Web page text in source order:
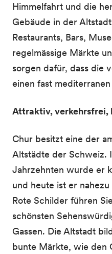
Himmelfahrt und die
Gebäude in der
Restaurants, Bars,
regelmässige Märkte
sorgen dafür, dass die
einen fast
Attraktiv, verkehrsfrei,
Chur besitzt eine der
Altstädte der Schweiz.
Jahrzehnten wurde er
und heute ist er
Rote Schilder führen
schönsten
Gassen. Die Altstadt
bunte Märkte, wie den